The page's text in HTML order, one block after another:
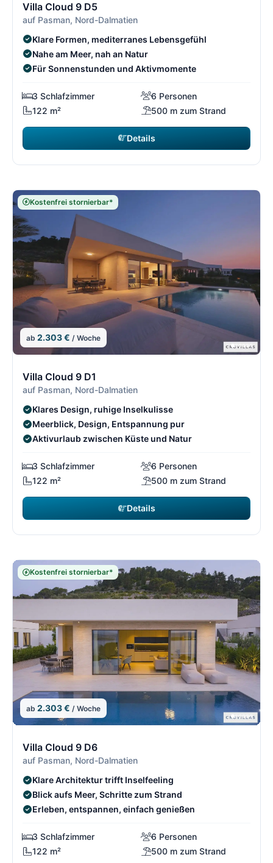
Villa Cloud 9 D5
auf Pasman, Nord-Dalmatien
Klare Formen, mediterranes Lebensgefühl
Nahe am Meer, nah an Natur
Für Sonnenstunden und Aktivmomente
3 Schlafzimmer
6 Personen
122 m²
500 m zum Strand
Details
Kostenfrei stornierbar*
ab 2.303 € / Woche
Villa Cloud 9 D1
auf Pasman, Nord-Dalmatien
Klares Design, ruhige Inselkulisse
Meerblick, Design, Entspannung pur
Aktivurlaub zwischen Küste und Natur
3 Schlafzimmer
6 Personen
122 m²
500 m zum Strand
Details
Kostenfrei stornierbar*
ab 2.303 € / Woche
Villa Cloud 9 D6
auf Pasman, Nord-Dalmatien
Klare Architektur trifft Inselfeeling
Blick aufs Meer, Schritte zum Strand
Erleben, entspannen, einfach genießen
3 Schlafzimmer
6 Personen
122 m²
500 m zum Strand